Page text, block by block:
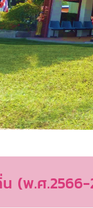
(พ.ศ.2566-